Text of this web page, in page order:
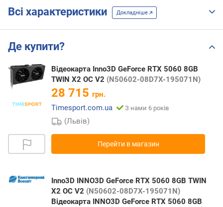
Всі характеристики Докладніше
Де купити?
Відеокарта Inno3D GeForce RTX 5060 8GB
TWIN X2 OC V2 (N50602-08D7X-195071N)
28 715 грн.
Timesport.com.ua
З нами 6 років
(Львів)
Перейти в магазин
Inno3D INNO3D GeForce RTX 5060 8GB TWIN
X2 OC V2 (N50602-08D7X-195071N)
Відеокарта INNO3D GeForce RTX 5060 8GB